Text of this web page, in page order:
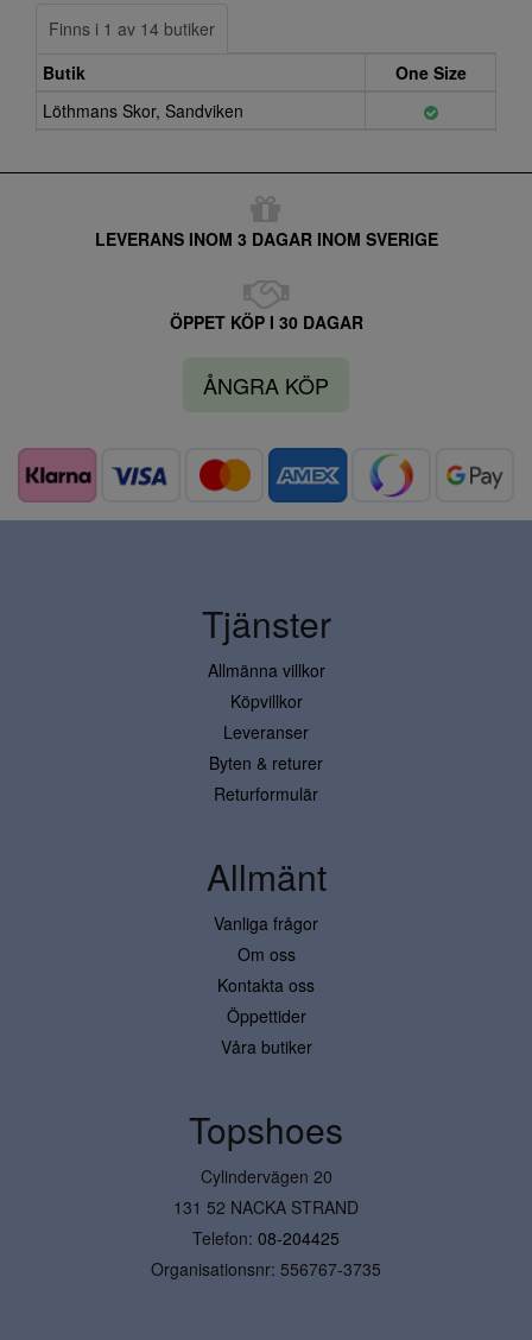
Finns i 1 av 14 butiker
Butik
One Size
Löthmans Skor, Sandviken
LEVERANS INOM 3 DAGAR INOM SVERIGE
ÖPPET KÖP I 30 DAGAR
ÅNGRA KÖP
Tjänster
Allmänna villkor
Köpvillkor
Leveranser
Byten & returer
Returformulär
Allmänt
Vanliga frågor
Om oss
Kontakta oss
Öppettider
Våra butiker
Topshoes
Cylindervägen 20
131 52 NACKA STRAND
Telefon: 08-204425
Organisationsnr: 556767-3735